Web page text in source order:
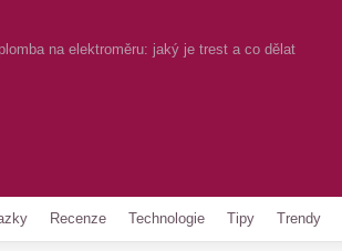
na elektroměru: jaký je trest a co dělat
Recenze Technologie Tipy Trendy